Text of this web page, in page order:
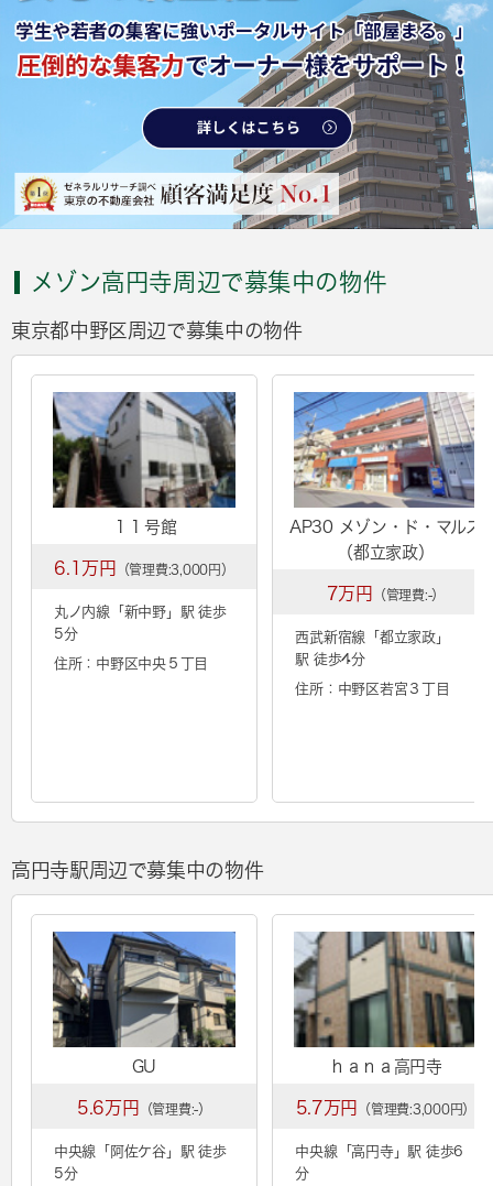
メゾン高円寺周辺で募集中の物件
東京都中野区周辺で募集中の物件
１１号館
6.1万円 （管理費:3,000円）
丸ノ内線「 新中野」駅 徒歩
5分
住所：中野区中央５丁目
AP30 メゾン・ド・マルス
（都立家政）
7万円 （管理費:-）
西武新宿線「 都立家政」
駅 徒歩4分
住所：中野区若宮３丁目
高円寺駅周辺で募集中の物件
GU
5.6万円 （管理費:-）
中央線「 阿佐ケ谷」駅 徒歩
5分
ｈａｎａ高円寺
5.7万円 （管理費:3,000円）
中央線「 高円寺」駅 徒歩6
分